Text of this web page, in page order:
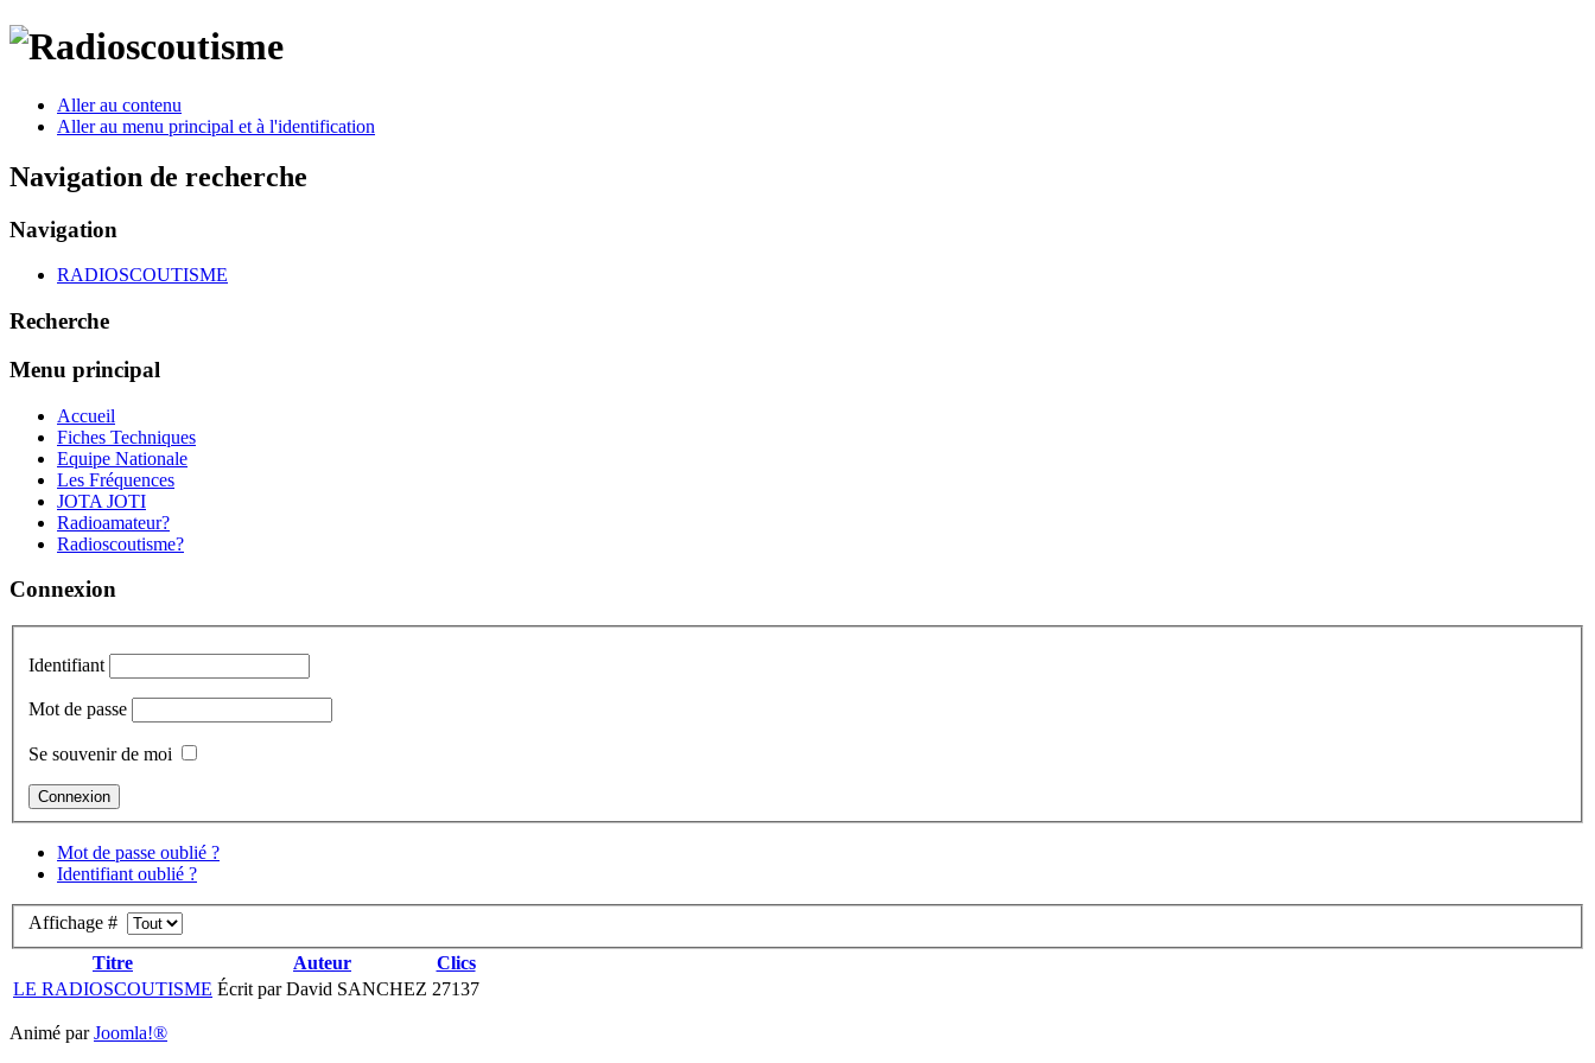
Aller au contenu
Aller au menu principal et à l'identification
Navigation de recherche
Navigation
RADIOSCOUTISME
Recherche
Menu principal
Accueil
Fiches Techniques
Equipe Nationale
Les Fréquences
JOTA JOTI
Radioamateur?
Radioscoutisme?
Connexion
Identifiant
Mot de passe
Se souvenir de moi
Mot de passe oublié ?
Identifiant oublié ?
Affichage #
Titre
Auteur
Clics
LE RADIOSCOUTISME Écrit par David SANCHEZ 27137
Animé parJoomla!®